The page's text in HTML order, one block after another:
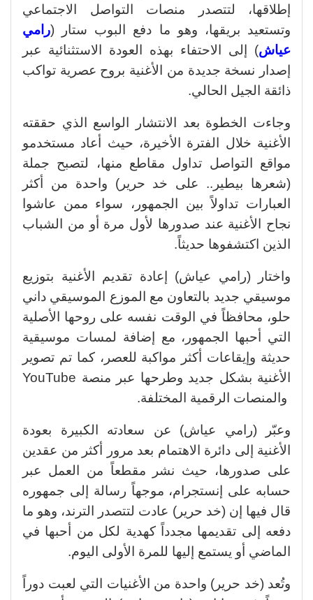
إطلاقها، لتتصدر منصات التواصل الاجتماعي
وتستعيد بريقها، وهو ما دفع البوب ستار (رامي
عياش) إلى الاحتفاء بهذه العودة الاستثنائية عبر
إصدار نسخة جديدة من الأغنية بروح عصرية تواكب
ذائقة الجيل الحالي.
وجاءت الخطوة بعد الانتشار الواسع الذي حققته
الأغنية خلال الفترة الأخيرة، حيث أعاد مستخدمو
مواقع التواصل تداول مقاطع منها، لتصبح جملة
(شعرها بيطير.. على خد حرير) واحدة من أكثر
العبارات تداولاً بين الجمهور، سواء ممن عاشوا
نجاح الأغنية عند صدورها لأول مرة أو من الشباب
الذين اكتشفوها حديثاً.
واختار (رامي عياش) إعادة تقديم الأغنية بتوزيع
موسيقي جديد بالتعاون مع الموزع الموسيقي داني
حلو، محافظاً في الوقت نفسه على روحها الأصلية
التي أحبها الجمهور، مع إضافة لمسات موسيقية
حديثة وإيقاعات أكثر مواكبة للعصر، كما تم تصوير
الأغنية بشكل جديد وطرحها عبر منصة YouTube
والمنصات الرقمية المختلفة.
وعبّر (رامي عياش) عن سعادته الكبيرة بعودة
الأغنية إلى دائرة الاهتمام بعد مرور أكثر من عقدين
على صدورها، حيث نشر مقطعاً من العمل عبر
حسابه على إنستجرام، موجهاً رسالة إلى جمهوره
قال فيها إن (خد حرير) عادت لتتصدر الترند، وهو ما
دفعه إلى تقديمها مجدداً كهدية لكل من أحبها في
الماضي أو يستمع إليها للمرة الأولى اليوم.
وتُعد (خد حرير) واحدة من الأغنيات التي لعبت دوراً